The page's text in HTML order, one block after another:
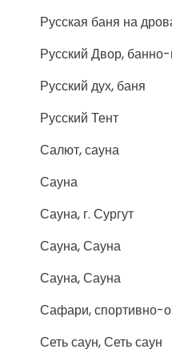
Русская баня на
Русский Двор,
Русский дух, баня
Русский Тент
Салют, сауна
Сауна
Сауна, г. Сургут
Сауна, Сауна
Сауна, Сауна
Сафари, спортивно-
Сеть саун, Сеть саун